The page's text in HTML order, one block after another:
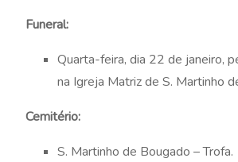
Funeral:
Quarta-feira, dia 22 de janeiro,
na Igreja Matriz de S. Martinho
Cemitério:
S. Martinho de Bougado – Trofa.